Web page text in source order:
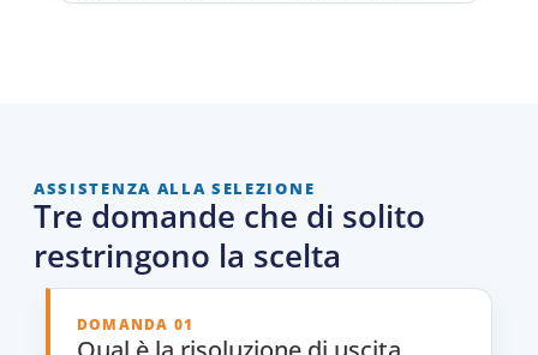
ASSISTENZA ALLA SELEZIONE
Tre domande che di solito
restringono la scelta
DOMANDA 01